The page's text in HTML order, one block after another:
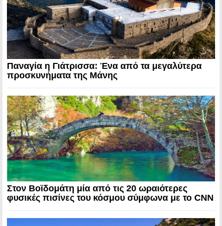
Παναγία η Γιάτρισσα: Ένα από τα μεγαλύτερα
προσκυνήματα της Μάνης
Στον Βοϊδομάτη μία από τις 20 ωραιότερες
φυσικές πισίνες του κόσμου σύμφωνα με το CNN